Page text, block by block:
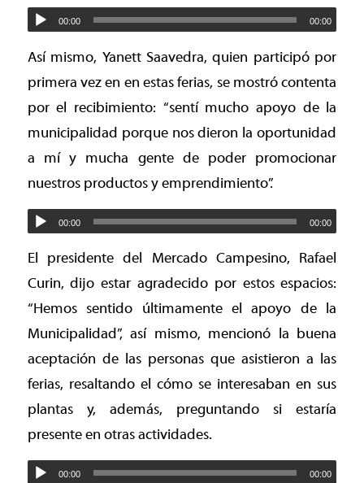
00:00 00:00
Así mismo, Yanett Saavedra, quien participó por
primera vez en en estas ferias, se mostró contenta
por el recibimiento: “sentí mucho apoyo de la
municipalidad porque nos dieron la oportunidad
a mí y mucha gente de poder promocionar
nuestros productos y emprendimiento”.
00:00 00:00
El presidente del Mercado Campesino, Rafael
Curin, dijo estar agradecido por estos espacios:
“Hemos sentido últimamente el apoyo de la
Municipalidad”, así mismo, mencionó la buena
aceptación de las personas que asistieron a las
ferias, resaltando el cómo se interesaban en sus
plantas y, además, preguntando si estaría
presente en otras actividades.
00:00 00:00